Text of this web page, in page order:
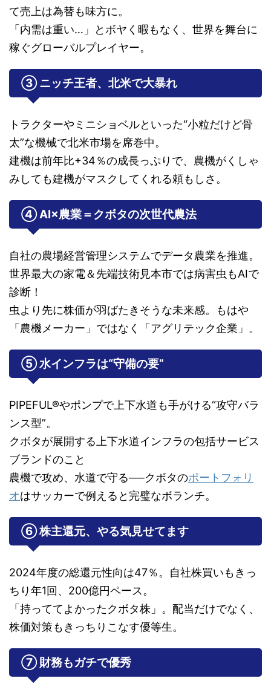
て売上は為替も味方に。
「内需は重い…」とボヤく暇もなく、世界を舞台に
稼ぐグローバルプレイヤー。
③ ニッチ王者、北米で大暴れ
トラクターやミニショベルといった“小粒だけど骨
太”な機械で北米市場を席巻中。
建機は前年比+34％の成長っぷりで、農機がくしゃ
みしても建機がマスクしてくれる頼もしさ。
④ AI×農業＝クボタの次世代農法
自社の農場経営管理システムでデータ農業を推進。
世界最大の家電＆先端技術見本市では病害虫もAIで
診断！
虫より先に株価が羽ばたきそうな未来感。もはや
「農機メーカー」ではなく「アグリテック企業」。
⑤ 水インフラは“守備の要”
PIPEFUL®やポンプで上下水道も手がける“攻守バラ
ンス型”。
クボタが展開する上下水道インフラの包括サービス
ブランドのこと
農機で攻め、水道で守る──クボタのポートフォリ
オはサッカーで例えると完璧なボランチ。
⑥ 株主還元、やる気見せてます
2024年度の総還元性向は47％。自社株買いもきっ
ちり年1回、200億円ペース。
「持っててよかったクボタ株」。配当だけでなく、
株価対策もきっちりこなす優等生。
⑦ 財務もガチで優秀